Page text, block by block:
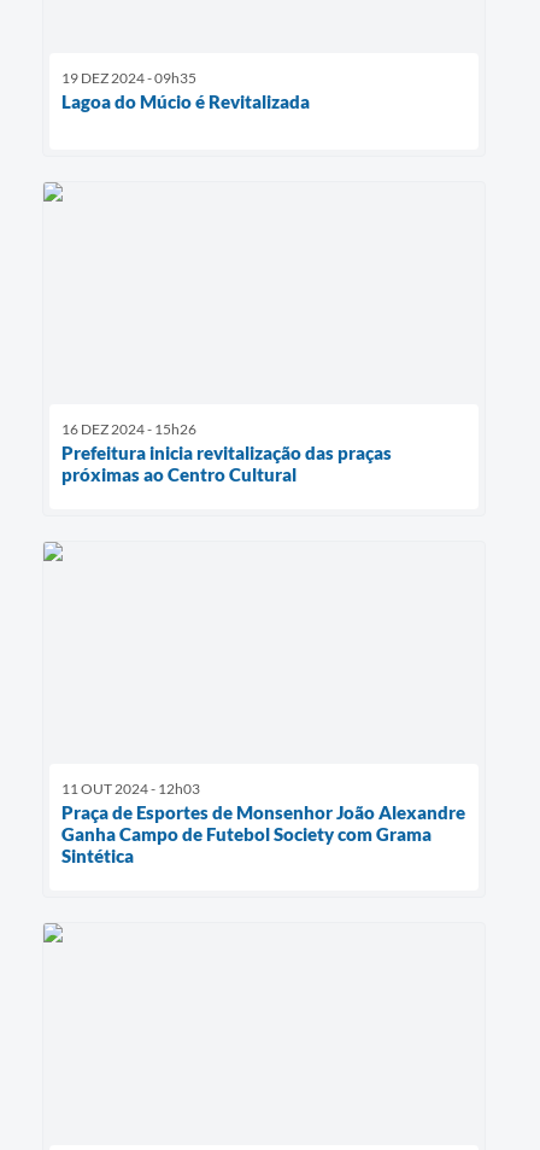
19 DEZ 2024 - 09h35
Lagoa do Múcio é Revitalizada
16 DEZ 2024 - 15h26
Prefeitura inicia revitalização das praças
próximas ao Centro Cultural
11 OUT 2024 - 12h03
Praça de Esportes de Monsenhor João Alexandre
Ganha Campo de Futebol Society com Grama
Sintética